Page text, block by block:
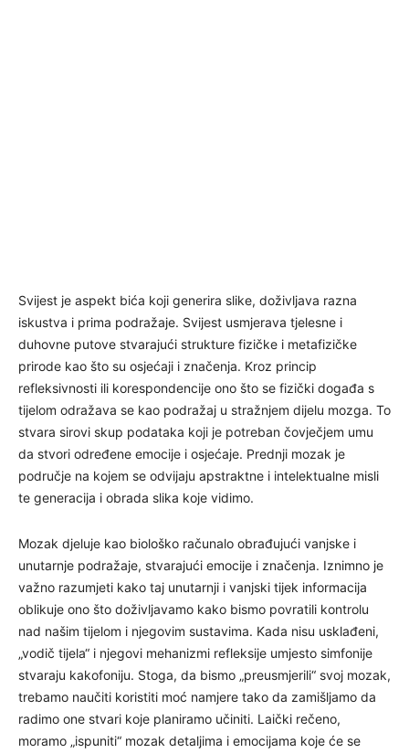
Svijest je aspekt bića koji generira slike, doživljava razna
iskustva i prima podražaje. Svijest usmjerava tjelesne i
duhovne putove stvarajući strukture fizičke i metafizičke
prirode kao što su osjećaji i značenja. Kroz princip
refleksivnosti ili korespondencije ono što se fizički događa s
tijelom odražava se kao podražaj u stražnjem dijelu mozga. To
stvara sirovi skup podataka koji je potreban čovječjem umu
da stvori određene emocije i osjećaje. Prednji mozak je
područje na kojem se odvijaju apstraktne i intelektualne misli
te generacija i obrada slika koje vidimo.
Mozak djeluje kao biološko računalo obrađujući vanjske i
unutarnje podražaje, stvarajući emocije i značenja. Iznimno je
važno razumjeti kako taj unutarnji i vanjski tijek informacija
oblikuje ono što doživljavamo kako bismo povratili kontrolu
nad našim tijelom i njegovim sustavima. Kada nisu usklađeni,
„vodič tijela“ i njegovi mehanizmi refleksije umjesto simfonije
stvaraju kakofoniju. Stoga, da bismo „preusmjerili“ svoj mozak,
trebamo naučiti koristiti moć namjere tako da zamišljamo da
radimo one stvari koje planiramo učiniti. Laički rečeno,
moramo „ispuniti“ mozak detaljima i emocijama koje će se